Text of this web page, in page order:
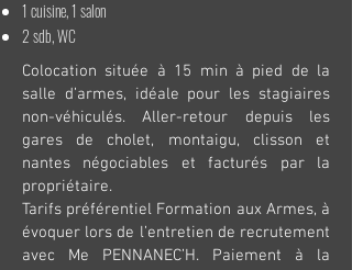
1 cuisine, 1 salon
2 sdb, WC
Colocation située à 15 min à pied de la
salle d’armes, idéale pour les stagiaires
non-véhiculés. Aller-retour depuis les
gares de cholet, montaigu, clisson et
nantes négociables et facturés par la
propriétaire.
Tarifs préférentiel Formation aux Armes, à
évoquer lors de l’entretien de recrutement
avec Me PENNANEC’H. Paiement à la